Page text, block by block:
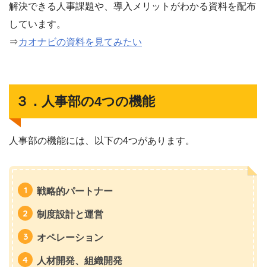
解決できる人事課題や、導入メリットがわかる資料を配布
しています。
⇒カオナビの資料を見てみたい
３．人事部の4つの機能
人事部の機能には、以下の4つがあります。
戦略的パートナー
制度設計と運営
オペレーション
人材開発、組織開発